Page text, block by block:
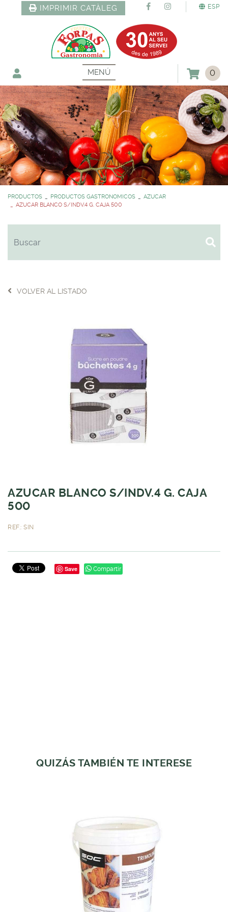
ESP
IMPRIMIR CATÀLEG
MENÚ 0
PRODUCTOS PRODUCTOS GASTRONOMICOS
AZUCAR
AZUCAR BLANCO S/INDV.4 G. CAJA 500
VOLVER AL LISTADO
AZUCAR BLANCO S/INDV.4 G. CAJA
500
REF.: SIN
Save Compartir
QUIZÁS TAMBIÉN TE INTERESE